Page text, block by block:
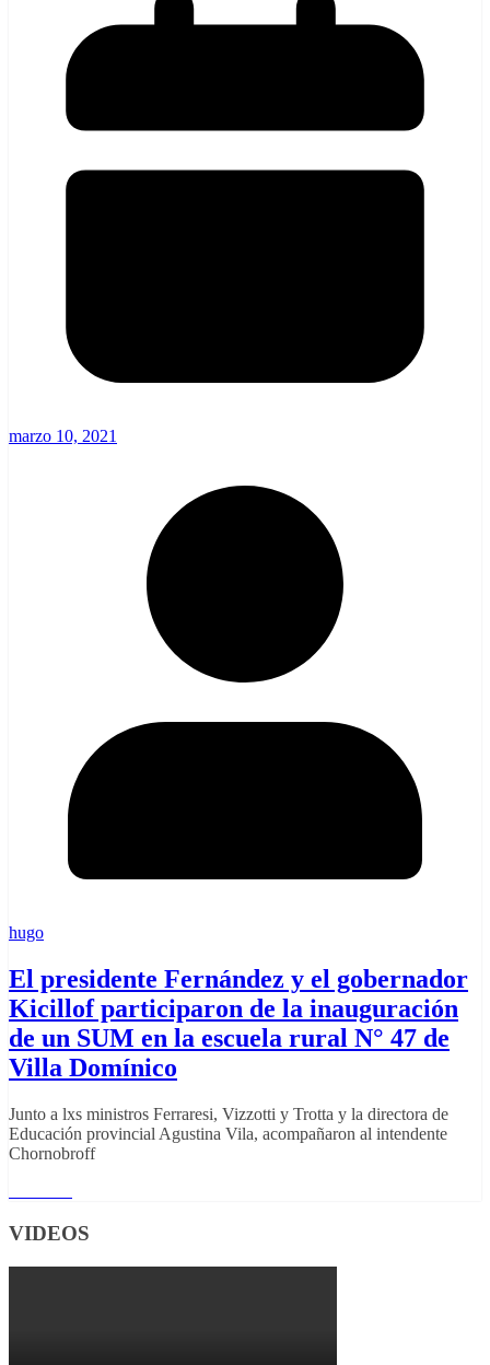
marzo 10, 2021
hugo
El presidente Fernández y el gobernador
Kicillof participaron de la inauguración
de un SUM en la escuela rural N° 47 de
Villa Domínico
Junto a lxs ministros Ferraresi, Vizzotti y Trotta y la directora de
Educación provincial Agustina Vila, acompañaron al intendente
Chornobroff
VIDEOS